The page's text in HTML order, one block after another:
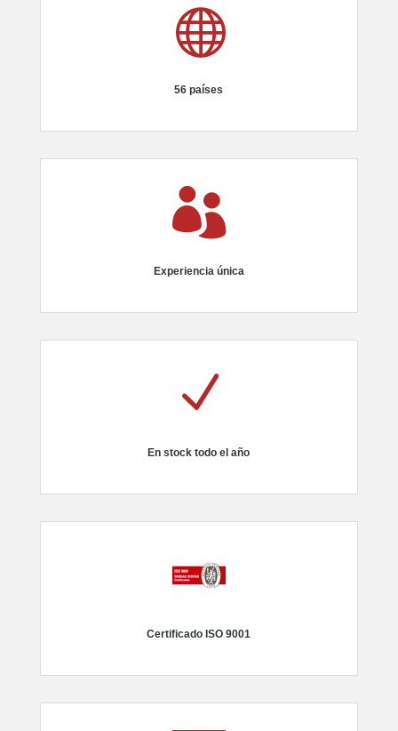

56 países

Experiencia única
N
En stock todo el año
Certificado ISO 9001